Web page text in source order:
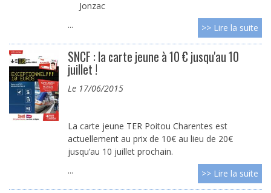
... >> Lire la suite
SNCF : la carte jeune à 10 € jusqu'au 10
juillet !
le 17/06/2015
La carte jeune TER Poitou Charentes est
actuellement au prix de 10€ au lieu de 20€
jusqu’au 10 juillet prochain.
...
>> Lire la suite